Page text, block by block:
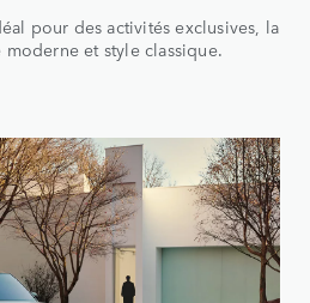
pour des activités exclusives, la
et style classique.